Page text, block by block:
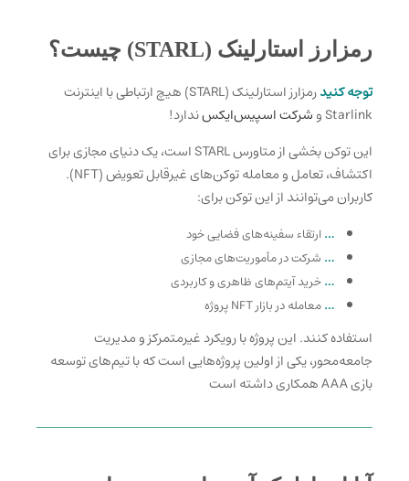
رمزارز استارلینک (STARL) چیست؟
توجه کنیدرمزارز استارلینک
(STARL) هیچ ارتباطی با اینترنت
Starlink و شرکت اسپیس‌ایکسندارد!
این توکن بخشی از متاورس STARL است، یک دنیای مجازی برای
اکتشاف
، تعامل و معامله توکن‌های غیرقابل تعویض (NFT).
کاربران می‌توانند از این توکن برای:
… ارتقاء سفینه‌های فضایی خود
… شرکت در مأموریت‌های مجازی
…خرید آیتم‌های ظاهری و کاربردی
…معامله در بازار NFT پروژه
استفاده کنند. این پروژه با رویکرد غیرمتمرکز و مدیریت
جامعه‌محور، یکی از اولین پروژه‌هایی است که با تیم‌های توسعه
بازی AAA همکاری داشته است